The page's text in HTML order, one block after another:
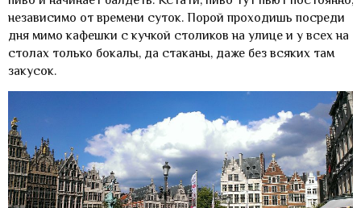
независимо от времени суток. Порой проходишь посреди
дня мимо кафешки с кучкой столиков на улице и у всех на
столах только бокалы, да стаканы, даже без всяких там
закусок.